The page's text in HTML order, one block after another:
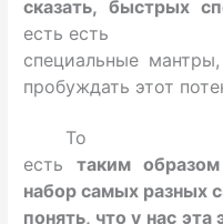
сказать, быстрых
есть есть
специальные
пробуждать этот
То
естьтаким
набор самых разных
понять, что у нас